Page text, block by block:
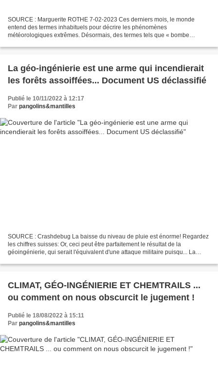
SOURCE : Marguerite ROTHE 7-02-2023 Ces derniers mois, le monde
entend des termes inhabituels pour décrire les phénomènes
météorologiques extrêmes. Désormais, des termes tels que « bombe
La géo-ingénierie est une arme qui incendierait
les forêts assoiffées... Document US déclassifié
Publié le 10/11/2022 à 12:17
Par pangolins&mantilles
SOURCE : Crashdebug La baisse du niveau de pluie est énorme! Regardez
les chiffres suisses: Or, ceci peut être parfaitement le résultat de la
géoingénierie, qui serait l'équivalent d'une attaque militaire puisqu... La
CLIMAT, GÉO-INGÉNIERIE ET CHEMTRAILS ...
ou comment on nous obscurcit le jugement !
Publié le 18/08/2022 à 15:11
Par pangolins&mantilles